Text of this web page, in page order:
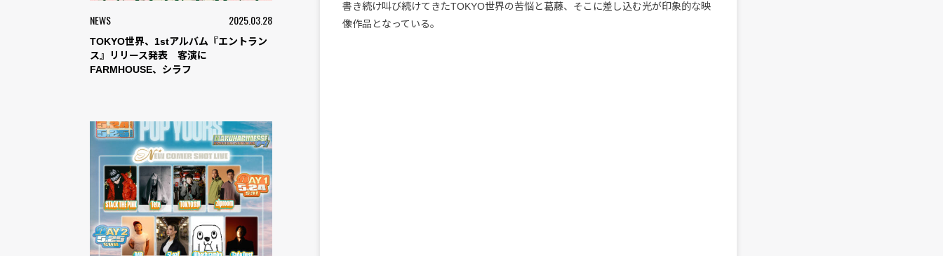
NEWS 2025.03.28
TOKYO世界、1stアルバム『エントラン
ス』リリース発表 客演に
FARMHOUSE、シラフ
書き続け叫び続けてきたTOKYO世界の苦悩と葛藤、そこに差し込む光が印象的な映
像作品となっている。